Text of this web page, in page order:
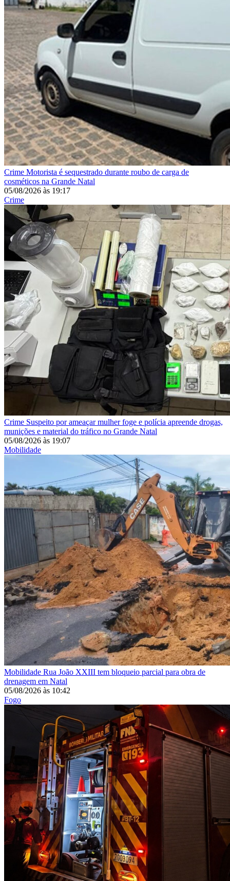
Crime Motorista é sequestrado durante roubo de carga de
cosméticos na Grande Natal
05/08/2026 às 19:17
Crime
Crime Suspeito por ameaçar mulher foge e polícia apreende drogas,
munições e material do tráfico no Grande Natal
05/08/2026 às 19:07
Mobilidade
Mobilidade Rua João XXIII tem bloqueio parcial para obra de
drenagem em Natal
05/08/2026 às 10:42
Fogo